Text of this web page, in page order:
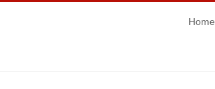
Home